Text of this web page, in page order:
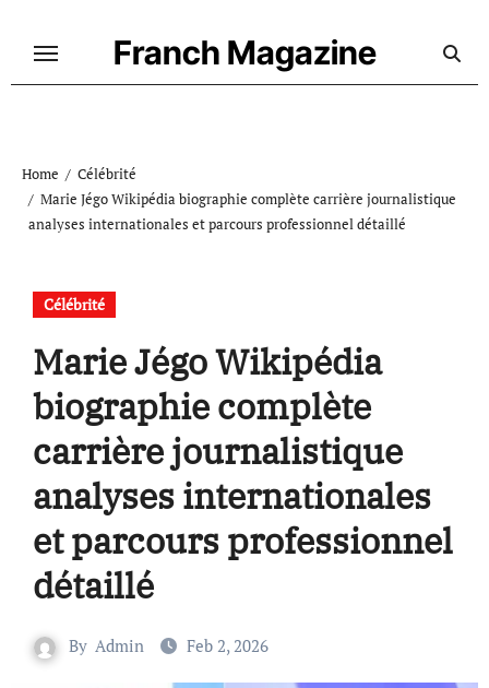
Franch Magazine
Home
Célébrité
Marie Jégo Wikipédia biographie complète carrière journalistique
analyses internationales et parcours professionnel détaillé
Célébrité
Marie Jégo Wikipédia
biographie complète
carrière journalistique
analyses internationales
et parcours professionnel
détaillé
By Admin Feb 2, 2026